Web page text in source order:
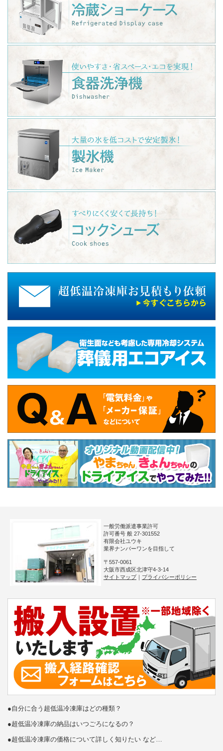
一般労働派遣事業許可
許可番号 般 27-301552
有限会社ユウキ
業界ナンバーワンを目指して
〒557-0061
大阪市西成区北津守4-3-14
サイトマップ｜ プライバシーポリシー
●自分に合う超低温冷凍庫はどの種類？
●超低温冷凍庫の納品はいつごろになるの？
●超低温冷凍庫の価格について詳しく知りたい など…